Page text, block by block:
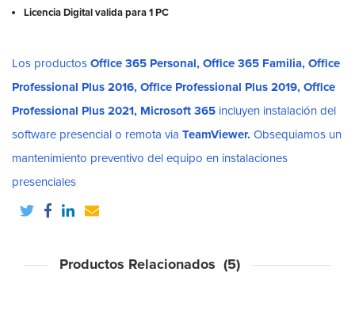
Licencia Digital valida para 1 PC
Los productos Office 365 Personal, Office 365 Familia, Office
Professional Plus 2016, Office Professional Plus 2019, Office
Professional Plus 2021, Microsoft 365 incluyen instalación del
software presencial o remota via TeamViewer. Obsequiamos un
mantenimiento preventivo del equipo en instalaciones
presenciales
Productos Relacionados (5)